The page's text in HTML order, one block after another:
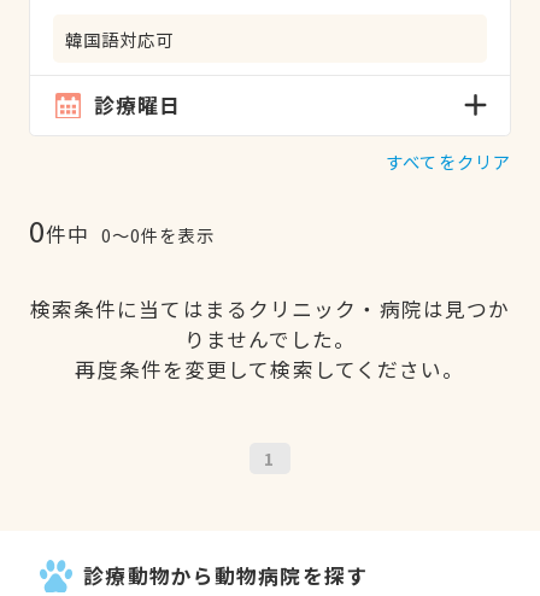
韓国語対応可
診療曜日
すべてをクリア
0件中 0〜0件を表示
検索条件に当てはまるクリニック・病院は見つか
りませんでした。
再度条件を変更して検索してください。
1
診療動物から動物病院を探す